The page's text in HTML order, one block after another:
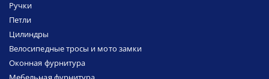
Ручки
Петли
Цилиндры
Велосипедные тросы и мото замки
Оконная фурнитура